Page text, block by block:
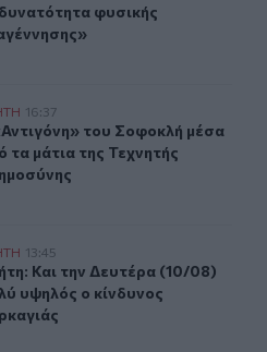
φυσικής
μέσα από τα μάτια της
16:37
του Σοφοκλή μέσα
του Σοφοκλή μέσα
τα μάτια της Τεχνητής
(10/08) πολύ υψηλός ο
13:45
Και την Δευτέρα (10/08)
Και την Δευτέρα (10/08)
υψηλός ο κίνδυνος